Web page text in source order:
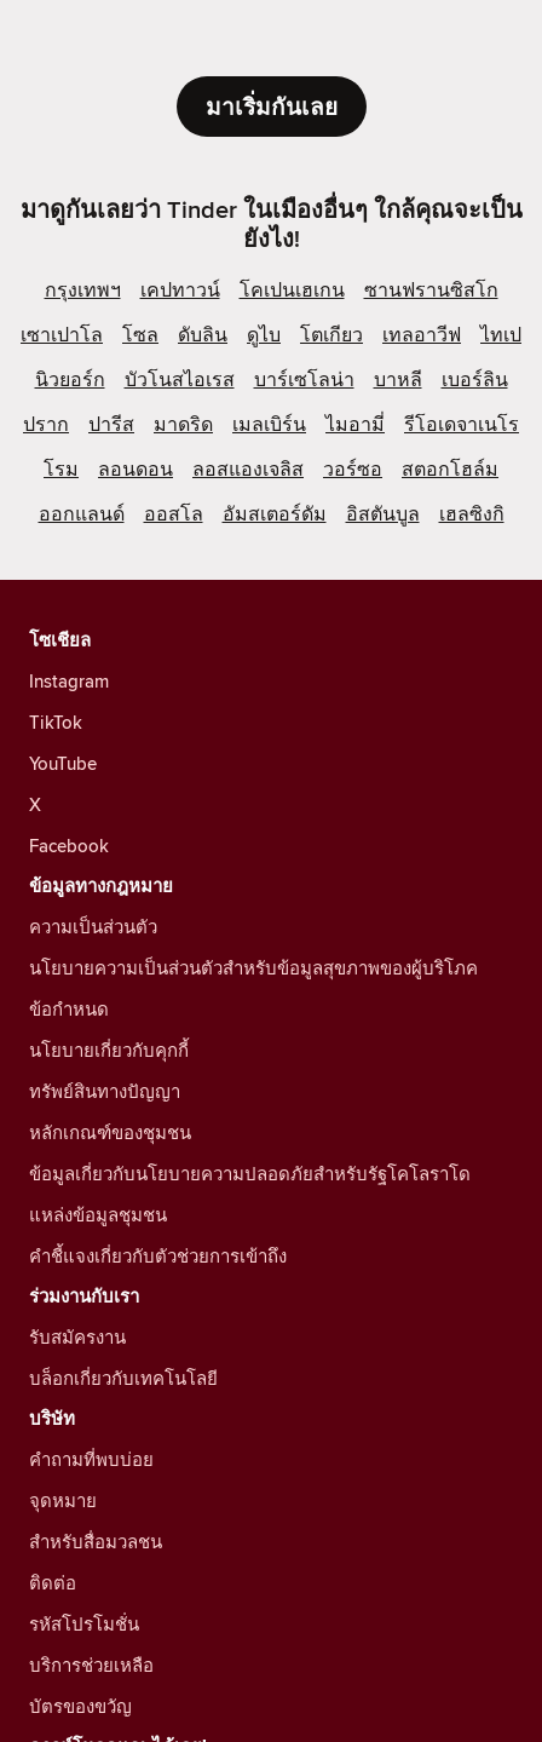
มาเริ่มกันเลย
มาดูกันเลยว่า Tinder ในเมืองอื่นๆ ใกล้คุณจะเป็น
ยังไง!
กรุงเทพฯ เคปทาวน์ โคเปนเฮเกน
ซานฟรานซิสโก
เซาเปาโล
โซล ดับลิน ดูไบ โตเกียว เทลอาวีฟ
ไทเป
นิวยอร์ก
บัวโนสไอเรส บาร์เซโลน่า บาหลี
เบอร์ลิน
ปราก
ปารีส มาดริด เมลเบิร์น ไมอามี่
รีโอเดจาเนโร
โรม
ลอนดอน ลอสแองเจลิส วอร์ซอ
สตอกโฮล์ม
ออกแลนด์
ออสโล อัมสเตอร์ดัม อิสตันบูล เฮลซิงกิ
โซเชียล
Instagram
TikTok
YouTube
X
Facebook
ข้อมูลทางกฎหมาย
ความเป็นส่วนตัว
นโยบายความเป็นส่วนตัวสำหรับข้อมูลสุขภาพของผู้บริโภค
ข้อกำหนด
นโยบายเกี่ยวกับคุกกี้
ทรัพย์สินทางปัญญา
หลักเกณฑ์ของชุมชน
ข้อมูลเกี่ยวกับนโยบายความปลอดภัยสำหรับรัฐโคโลราโด
แหล่งข้อมูลชุมชน
คำชี้แจงเกี่ยวกับตัวช่วยการเข้าถึง
ร่วมงานกับเรา
รับสมัครงาน
บล็อกเกี่ยวกับเทคโนโลยี
บริษัท
คำถามที่พบบ่อย
จุดหมาย
สำหรับสื่อมวลชน
ติดต่อ
รหัสโปรโมชั่น
บริการช่วยเหลือ
บัตรของขวัญ